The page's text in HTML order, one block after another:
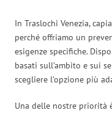
In Traslochi Venezia,
perché offriamo un
esigenze specifiche.
basati sull’ambito e sui
scegliere l’opzione più
Una delle nostre priorità